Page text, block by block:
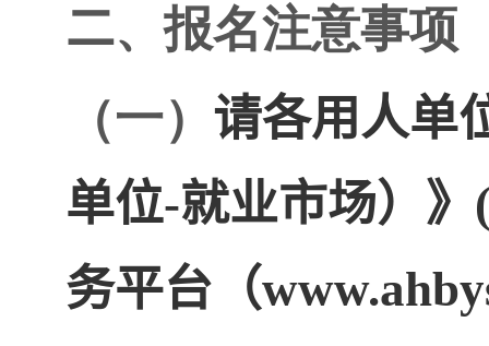
二、报名注意事项
（一） 请各用人单
单位-就业市场）》
务平台（